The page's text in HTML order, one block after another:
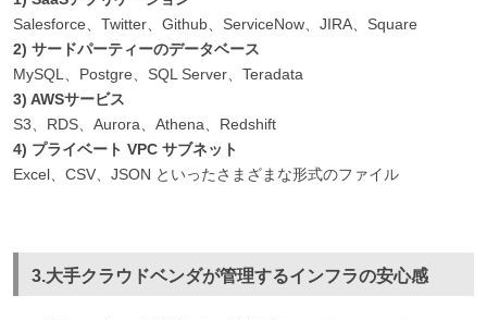
Salesforce、Twitter、Github、ServiceNow、JIRA、Square
2) サードパーティーのデータベース
MySQL、Postgre、SQL Server、Teradata
3) AWSサービス
S3、RDS、Aurora、Athena、Redshift
4) プライベート VPC サブネット
Excel、CSV、JSON といったさまざまな形式のファイル
3.大手クラウドベンダが管理するインフラの安心感